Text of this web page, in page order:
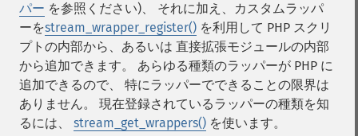
パー を参照ください)、 それに加え、カスタムラッパ
ーをstream_wrapper_register() を利用して PHP スクリ
プトの内部から、あるいは 直接拡張モジュールの内部
から追加できます。 あらゆる種類のラッパーが PHP に
追加できるので、 特にラッパーでできることの限界は
ありません。 現在登録されているラッパーの種類を知
るには、 stream_get_wrappers() を使います。